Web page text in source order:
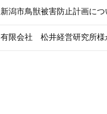
新潟市鳥獣被害防止計画につ
有限会社 松井経営研究所